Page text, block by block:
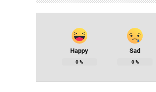
Happy
0%
Sad
0%